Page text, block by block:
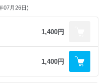
器博物館
林大輔
ャー トランペッター1/200:花岡
ンサク
醐味─ 奇跡の駆逐艦「雪風」
：光武 玲
ール版）
テール版）
07月26日)
1,400円
1,400円